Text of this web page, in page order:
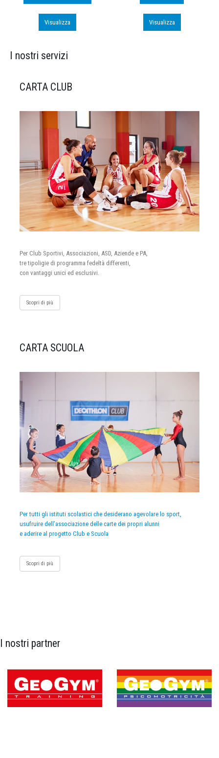
Visualizza Visualizza
I nostri servizi
CARTA CLUB
Per Club Sportivi, Associazioni, ASD, Aziende e PA,
tre tipoligie di programma fedeltà differenti,
con vantaggi unici ed esclusivi.
Scopri di più
CARTA SCUOLA
Per tutti gli istituti scolastici che desiderano agevolare lo sport,
usufruire dell’associazione delle carte dei propri alunni
e aderire al progetto Club e Scuola
Scopri di più
I nostri partner